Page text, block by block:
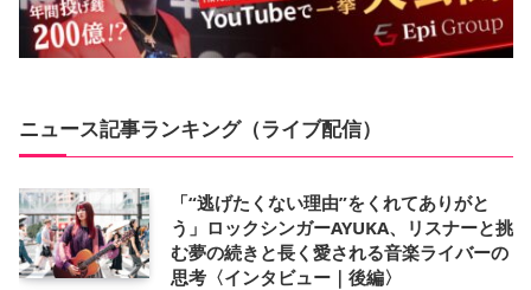
ニュース記事ランキング（ライブ配信）
「“逃げたくない理由”をくれてありがと
う」ロックシンガーAYUKA、リスナーと挑
む夢の続きと長く愛される音楽ライバーの
思考〈インタビュー｜後編〉